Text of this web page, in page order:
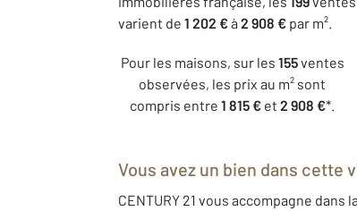
varient de 1 202 €à 2 908 € par m².
Pour les maisons, sur les 155ventes
observées, les prix au m² sont
compris entre 1 815 € et 2 908 €*.
Vous avez un bien dans cette
CENTURY 21 vous accompagne